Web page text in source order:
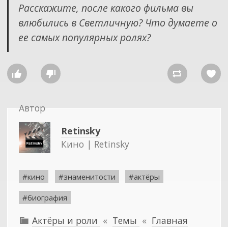
Расскажите, после какого фильма вы
влюбились в Светличную? Что думаете о
ее самых популярных ролях?
   
Автор
Retinsky
Кино | Retinsky
#кино #знаменитости #актёры
#биография
 Актёры и роли « Темы « Главная